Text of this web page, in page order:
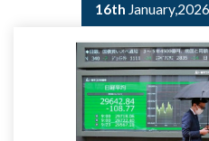
16th January,2026